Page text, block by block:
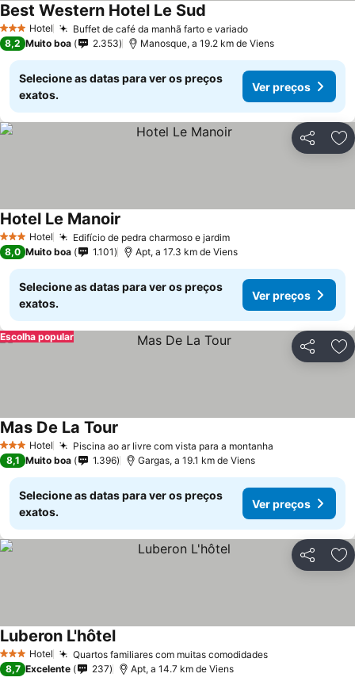
3 EstrelasHotel Buffet de café da manhã farto e variado
Best Western Hotel Le Sud
8,2 Muito boa 2.353 Manosque, a 19.2 km de Viens
Selecione as datas para ver os preços
exatos.
Ver preços
Partilhar
3 EstrelasHotel Edifício de pedra charmoso e jardim
Hotel Le Manoir
8,0 Muito boa 1.101 Apt, a 17.3 km de Viens
Selecione as datas para ver os preços
exatos.
Ver preços
Partilhar
Escolha popular
3 EstrelasHotel Piscina ao ar livre com vista para a montanha
Mas De La Tour
8,1 Muito boa 1.396 Gargas, a 19.1 km de Viens
Selecione as datas para ver os preços
exatos.
Ver preços
Partilhar
3 EstrelasHotel Quartos familiares com muitas comodidades
Luberon L'hôtel
8,7 Excelente 237 Apt, a 14.7 km de Viens